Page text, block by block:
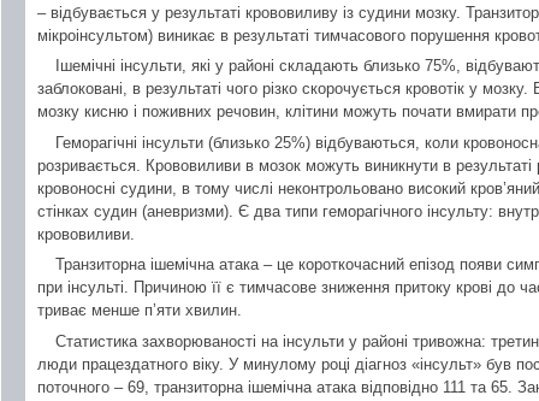
– відбувається у результаті крововиливу із судини мозку.
мікроінсультом) виникає в результаті тимчасового порушення
Ішемічні інсульти, які у районі складають близько 75%,
заблоковані, в результаті чого різко скорочується кровотік у
мозку кисню і поживних речовин, клітини можуть почати вмирати
Геморагічні інсульти (близько 25%) відбуваються, коли
розривається. Крововиливи в мозок можуть виникнути в
кровоносні судини, в тому числі неконтрольовано високий кров’яний
стінках судин (аневризми). Є два типи геморагічного інсульту:
крововиливи.
Транзиторна ішемічна атака – це короткочасний епізод появи
при інсульті. Причиною її є тимчасове зниження притоку крові до
триває менше п’яти хвилин.
Статистика захворюваності на інсульти у районі тривожна:
люди працездатного віку. У минулому році діагноз «інсульт» був
поточного – 69, транзиторна ішемічна атака відповідно 111 та 65.